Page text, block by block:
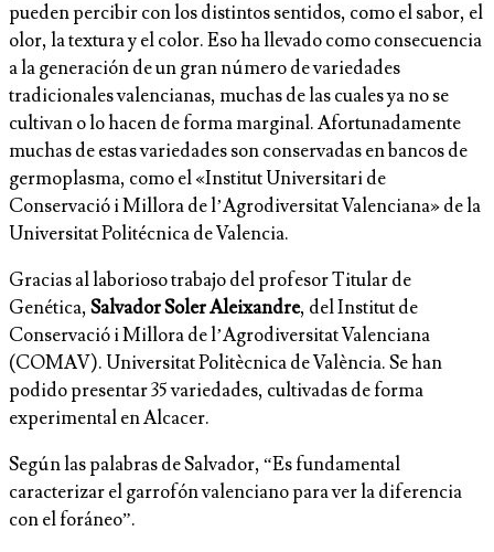
pueden percibir con los distintos sentidos, como el sabor, el
olor, la textura y el color. Eso ha llevado como consecuencia
a la generación de un gran número de variedades
tradicionales valencianas, muchas de las cuales ya no se
cultivan o lo hacen de forma marginal. Afortunadamente
muchas de estas variedades son conservadas en bancos de
germoplasma, como el «Institut Universitari de
Conservació i Millora de l’Agrodiversitat Valenciana» de la
Universitat Politécnica de Valencia.
Gracias al laborioso trabajo del profesor Titular de
Genética,Salvador Soler Aleixandre, del Institut de
Conservació i Millora de l’Agrodiversitat Valenciana
(COMAV). Universitat Politècnica de València. Se han
podido presentar 35 variedades, cultivadas de forma
experimental en Alcacer.
Según las palabras de Salvador, “Es fundamental
caracterizar el garrofón valenciano para ver la diferencia
con el foráneo”.